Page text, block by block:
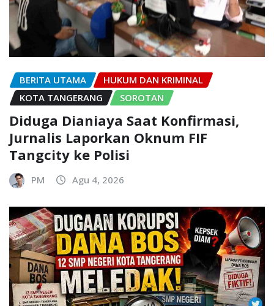
BERITA UTAMA
HUKUM DAN KRIMINAL
KOTA TANGERANG
SOROTAN
Diduga Dianiaya Saat Konfirmasi,
Jurnalis Laporkan Oknum FIF
Tangcity ke Polisi
PM Agu 4, 2026